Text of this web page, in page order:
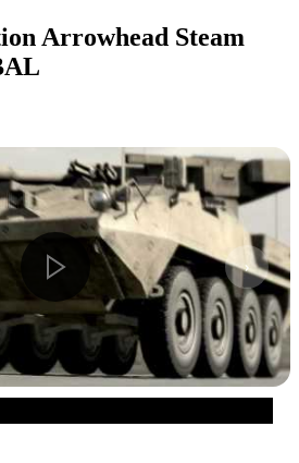
Arrowhead Steam